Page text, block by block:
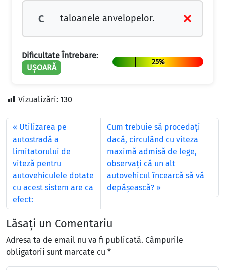
C taloanele anvelopelor.
Dificultate Întrebare:
UȘOARĂ
25%
Vizualizări: 130
Utilizarea pe
autostradă a
limitatorului de
viteză pentru
autovehiculele dotate
cu acest sistem are ca
efect:
Cum trebuie să procedaţi
dacă, circulând cu viteza
maximă admisă de lege,
observaţi că un alt
autovehicul încearcă să vă
depăşească?
Lăsați un Comentariu
Adresa ta de email nu va fi publicată. Câmpurile
obligatorii sunt marcate cu *